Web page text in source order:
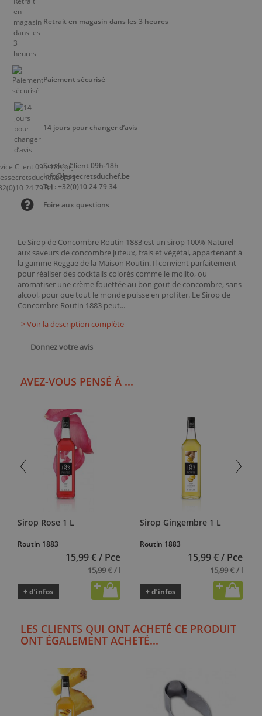
Le Sirop de Concombre Routin 1883 est un sirop 100% Naturel
aux saveurs de concombre juteux, frais et végétal, appartenant à
la gamme Reggae de la Maison Routin. Il convient parfaitement
pour réaliser des cocktails colorés comme le mojito, ou
aromatiser une crème fouettée au bon gout de concombre, sans
alcool, pour que tout le monde puisse en profiter. Le Sirop de
Concombre Routin 1883 peut...
> Voir la description complète
Donnez votre avis
Retrait en magasin dans les 3 heures
Paiement sécurisé
14 jours pour changer d’avis
Service Client 09h-18h
info@lessecretsduchef.be
Tel : +32(0)10 24 79 34
Foire aux questions
AVEZ-VOUS PENSÉ À ...
Sirop Rose 1 L
Routin 1883
15,99 € / Pce
15,99 € / l
+ d’infos
Sirop Gingembre 1 L
Routin 1883
15,99 € / Pce
15,99 € / l
+ d’infos
LES CLIENTS QUI ONT ACHETÉ CE PRODUIT
ONT ÉGALEMENT ACHETÉ...